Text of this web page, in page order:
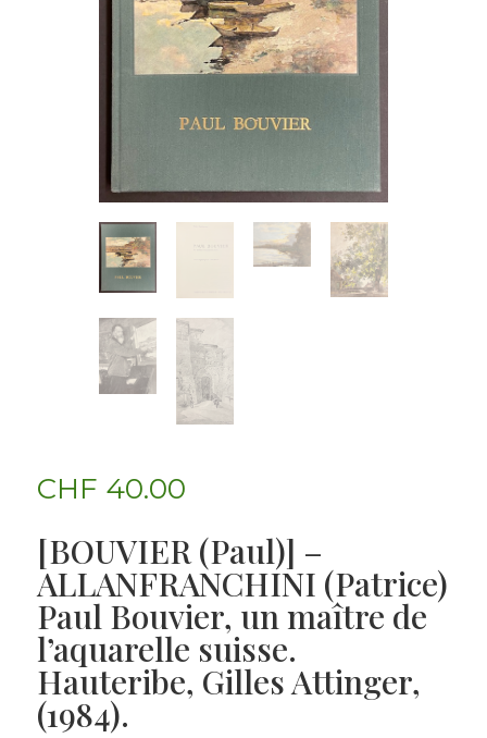
CHF 40.00
[BOUVIER (Paul)] –
ALLANFRANCHINI (Patrice)
Paul Bouvier, un maître de
l’aquarelle suisse.
Hauteribe, Gilles Attinger,
(1984).